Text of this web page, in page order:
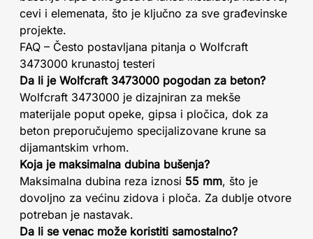
cevi i elemenata, što je ključno za sve građevinske
projekte.
FAQ – Često postavljana pitanja o Wolfcraft
3473000 krunastoj testeri
Da li je Wolfcraft 3473000 pogodan za beton?
Wolfcraft 3473000 je dizajniran za mekše
materijale poput opeke, gipsa i pločica, dok za
beton preporučujemo specijalizovane krune sa
dijamantskim vrhom.
Koja je maksimalna dubina bušenja?
Maksimalna dubina reza iznosi 55 mm, što je
dovoljno za većinu zidova i ploča. Za dublje otvore
potreban je nastavak.
Da li se venac može koristiti samostalno?